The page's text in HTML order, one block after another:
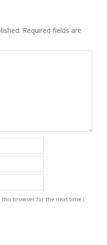
Required fields are
this browser for the next time I